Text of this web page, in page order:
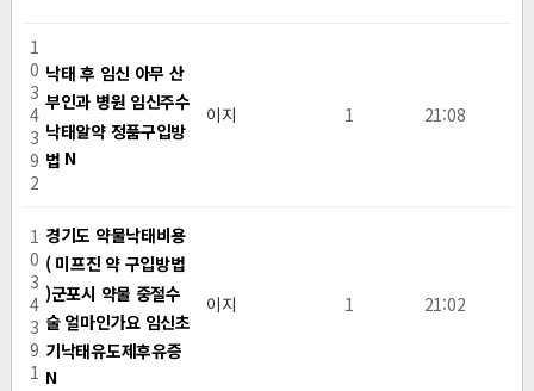
1
0
3
4
3
9
2
낙태 후 임신 아무 산
부인과 병원 임신주수
낙­태알약 정품구입방
법 N
이지 1 21:08
1
0
3
4
3
9
1
경기도 약물낙태비용
( 미프진 약 구입방법
)군포시 약물 중절수
술 얼마인가요 임신초
기낙태유도제후유증
N
이지 1 21:02